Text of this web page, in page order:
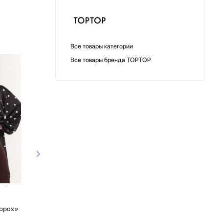
СКИДКА
Все товары категории
Все товары бренда TOPTOP